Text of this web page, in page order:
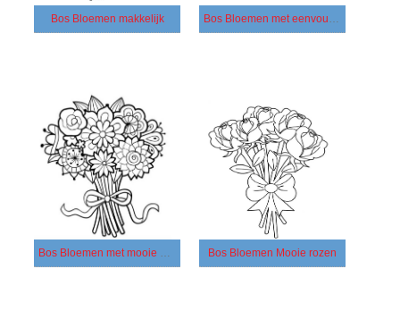
Bos Bloemen makkelijk Bos Bloemen met eenvoudige bloemen
Bos Bloemen met mooie bloemen Bos Bloemen Mooie rozen